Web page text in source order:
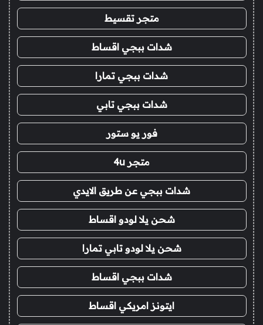
متجر تقسيط
شدات ببجي اقساط
شدات ببجي تمارا
شدات ببجي تابي
فور يو ستور
متجر 4u
شدات ببجي عن طريق الايدي
شحن يلا لودو اقساط
شحن يلا لودو تابي تمارا
شدات ببجي اقساط
ايتونز امريكي اقساط